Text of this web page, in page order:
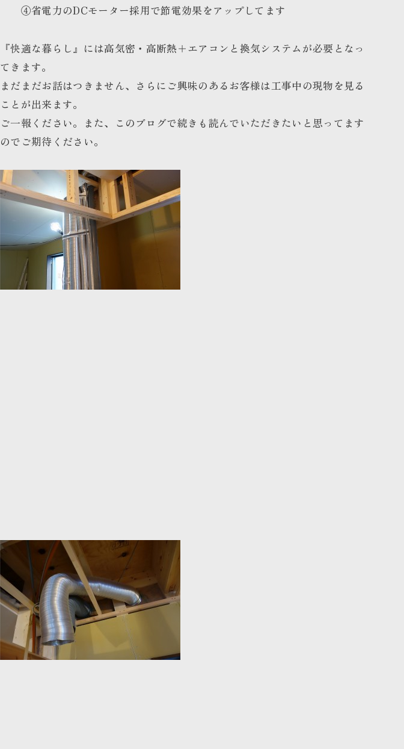
④省電力のDCモーター採用で節電効果をアップしてます
『快適な暮らし』には高気密・高断熱＋エアコンと換気シス テムが必要となっ
てきます。
まだまだお話はつきません、さらにご興味のあるお客様は工事中の現物を見る
ことが出来ます。
ご一報ください。
また、このブログで続きも読んでいただきたいと思ってます
のでご期待ください。